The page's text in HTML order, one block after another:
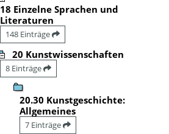
18 Einzelne Sprachen und
Literaturen
148 Einträge
20 Kunstwissenschaften
8 Einträge
20.30 Kunstgeschichte:
Allgemeines
7 Einträge